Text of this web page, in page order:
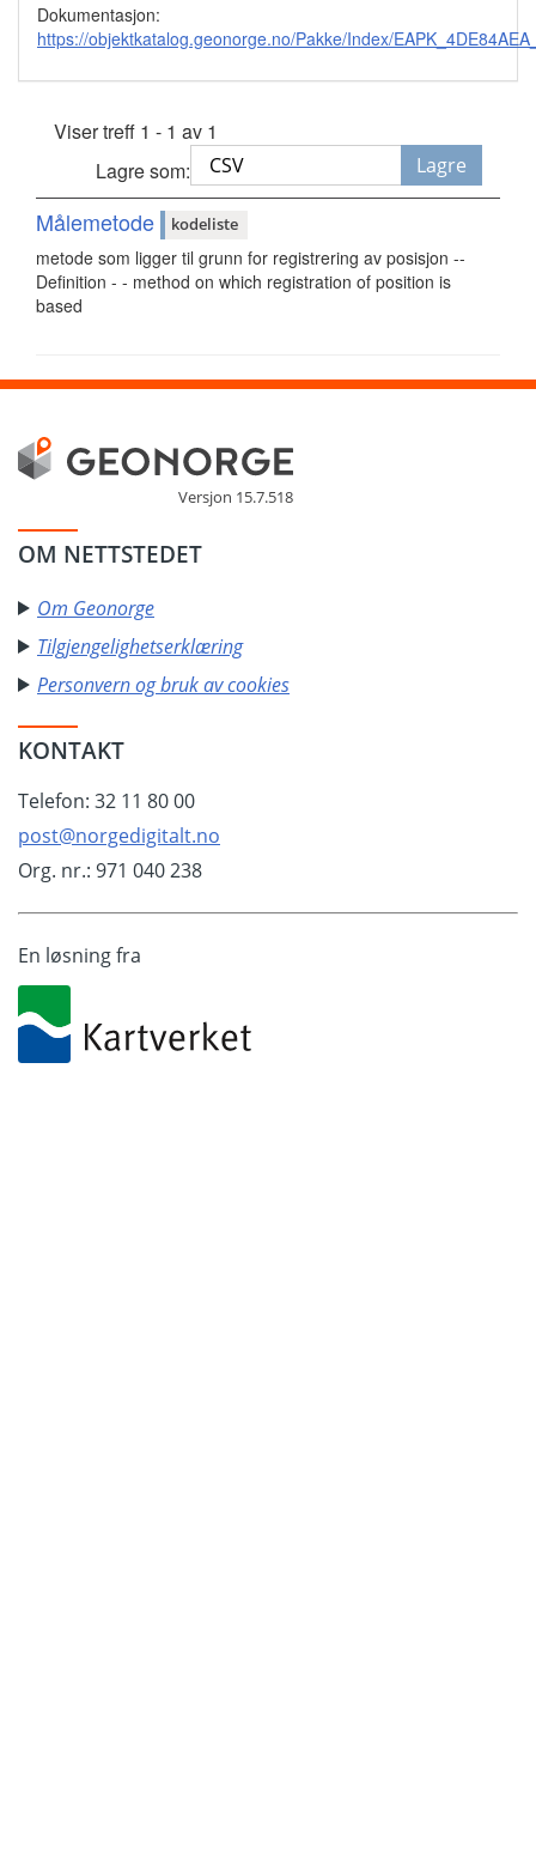
Dokumentasjon:
https://objektkatalog.geonorge.no/Pakke/Index/
Viser treff 1 - 1 av 1
Lagre som:
Lagre
Målemetode kodeliste
metode som ligger til grunn for registrering av posisjon --
Definition - - method on which registration of position is
based